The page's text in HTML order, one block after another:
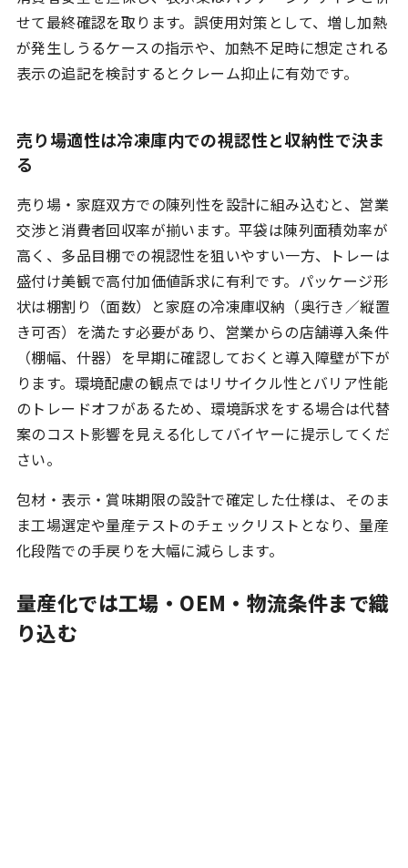
取材記事一覧
コラム
TasteLink for シェフ
せて最終確認を取ります。誤使用対策として、増し加熱
が発生しうるケースの指示や、加熱不足時に想定される
表示の追記を検討するとクレーム抑止に有効です。
売り場適性は冷凍庫内での視認性と収納性で決ま
る
売り場・家庭双方での陳列性を設計に組み込むと、営業
交渉と消費者回収率が揃います。平袋は陳列面積効率が
高く、多品目棚での視認性を狙いやすい一方、トレーは
盛付け美観で高付加価値訴求に有利です。パッケージ形
状は棚割り（面数）と家庭の冷凍庫収納（奥行き／縦置
き可否）を満たす必要があり、営業からの店舗導入条件
（棚幅、什器）を早期に確認しておくと導入障壁が下が
ります。環境配慮の観点ではリサイクル性とバリア性能
のトレードオフがあるため、環境訴求をする場合は代替
案のコスト影響を見える化してバイヤーに提示してくだ
さい。
包材・表示・賞味期限の設計で確定した仕様は、そのま
ま工場選定や量産テストのチェックリストとなり、量産
化段階での手戻りを大幅に減らします。
量産化では工場・OEM・物流条件まで織
り込む